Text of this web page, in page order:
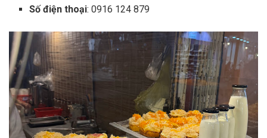
Số điện thoại: 0916 124 879